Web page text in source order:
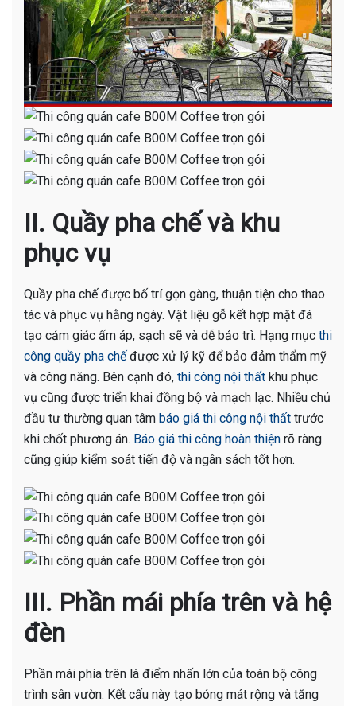
II. Quầy pha chế và khu
phục vụ
Quầy pha chế được bố trí gọn gàng, thuận tiện cho thao
tác và phục vụ hằng ngày. Vật liệu gỗ kết hợp mặt đá
tạo cảm giác ấm áp, sạch sẽ và dễ bảo trì. Hạng mục thi
công quầy pha chếđược xử lý kỹ để bảo đảm thẩm mỹ
và công năng. Bên cạnh đó, thi công nội thất khu phục
vụ cũng được triển khai đồng bộ và mạch lạc. Nhiều chủ
đầu tư thường quan tâm báo giá thi công nội thất trước
khi chốt phương án. Báo giá thi công hoàn thiện rõ ràng
cũng giúp kiểm soát tiến độ và ngân sách tốt hơn.
III. Phần mái phía trên và hệ
đèn
Phần mái phía trên là điểm nhấn lớn của toàn bộ công
trình sân vườn. Kết cấu này tạo bóng mát rộng và tăng